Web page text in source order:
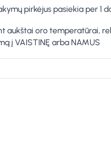
pirkėjus pasiekia per 1
aukštai oro temperatūrai,
į VAISTINĘ arba NAMUS